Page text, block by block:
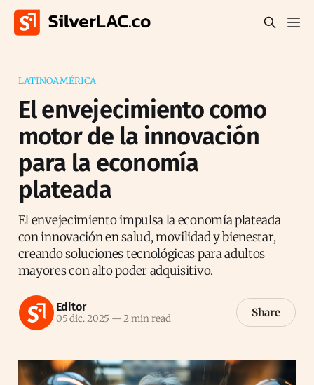
LATINOAMÉRICA
El envejecimiento como
motor de la innovación
para la economía
plateada
El envejecimiento impulsa la economía plateada
con innovación en salud, movilidad y bienestar,
creando soluciones tecnológicas para adultos
mayores con alto poder adquisitivo.
Editor
05 dic. 2025 —2 min read Share